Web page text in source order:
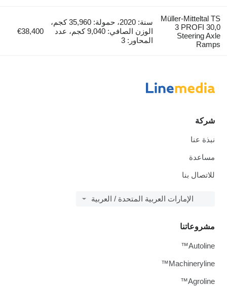
Müller-Mitteltal TS
3 PROFI 30,0
Steering Axle
Ramps
سنة: 2020، حمولة: 35,960 كجم،
الوزن الصافي: 9,040 كجم، عدد
المحاور: 3
€38,400
شركة
نبذة عنا
مساعدة
للاتصال بنا
الإمارات العربية المتحدة / العربية
مشروعاتنا
Autoline™
Machineryline™
Agroline™